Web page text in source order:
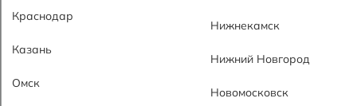
Краснодар
Казань
Омск
Нижнекамск
Нижний Новгород
Новомосковск